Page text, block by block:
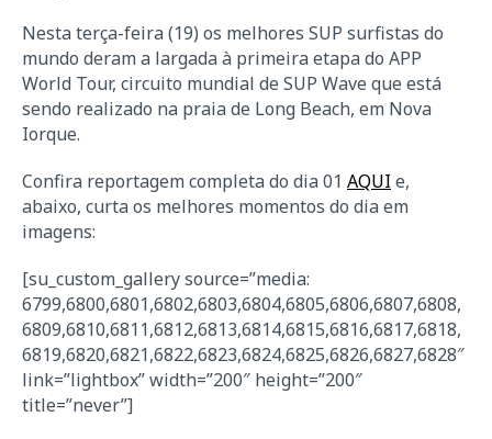
Nesta terça-feira (19) os melhores SUP surfistas do
mundo deram a largada à primeira etapa do APP
World Tour, circuito mundial de SUP Wave que está
sendo realizado na praia de Long Beach, em Nova
Iorque.
Confira reportagem completa do dia 01 AQUI e,
abaixo, curta os melhores momentos do dia em
imagens:
[su_custom_gallery source=”media:
6799,6800,6801,6802,6803,6804,6805,6806,6807,6808,
6809,6810,6811,6812,6813,6814,6815,6816,6817,6818,
6819,6820,6821,6822,6823,6824,6825,6826,6827,6828″
link=”lightbox” width=”200″ height=”200″
title=”never”]